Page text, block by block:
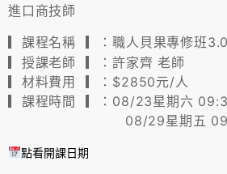
進口商技師
▎課程名稱 ▎：職人貝果專修班
▎授課老師 ▎：許家齊 老師
▎材料費用 ▎：$2850元/人
▎課程時間 ▎：08/23星期六
08/29星期五
點看開課日期